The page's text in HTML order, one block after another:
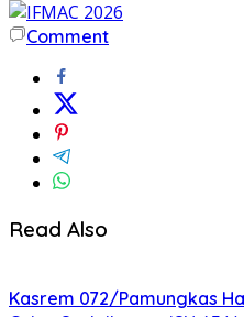
Comment
Read Also
Kasrem 072/Pamungkas